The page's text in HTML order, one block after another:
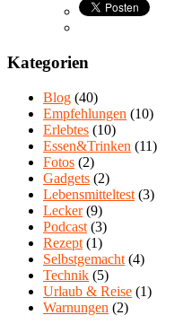
Kategorien
Blog (40)
Empfehlungen (10)
Erlebtes (10)
Essen&Trinken (11)
Fotos (2)
Gadgets (2)
Lebensmitteltest (3)
Lecker(9)
Podcast (3)
Rezept (1)
Selbstgemacht (4)
Technik (5)
Urlaub & Reise (1)
Warnungen (2)